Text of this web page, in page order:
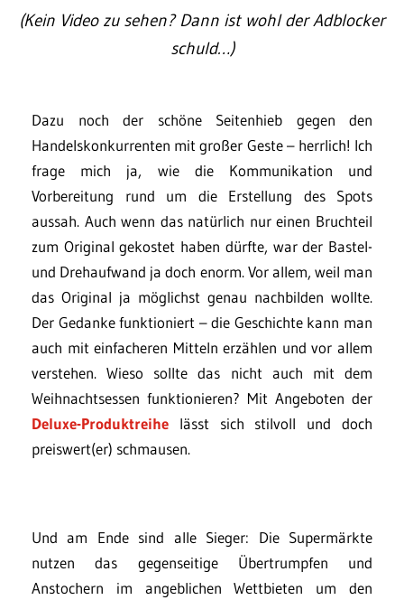
(Kein Video zu sehen? Dann ist wohl der Adblocker
schuld…)
Dazu noch der schöne Seitenhieb gegen den
Handelskonkurrenten mit großer Geste – herrlich! Ich
frage mich ja, wie die Kommunikation und
Vorbereitung rund um die Erstellung des Spots
aussah. Auch wenn das natürlich nur einen Bruchteil
zum Original gekostet haben dürfte, war der Bastel-
und Drehaufwand ja doch enorm. Vor allem, weil man
das Original ja möglichst genau nachbilden wollte.
Der Gedanke funktioniert – die Geschichte kann man
auch mit einfacheren Mitteln erzählen und vor allem
verstehen. Wieso sollte das nicht auch mit dem
Weihnachtsessen funktionieren? Mit Angeboten der
Deluxe-Produktreihe lässt sich stilvoll und doch
preiswert(er) schmausen.
Und am Ende sind alle Sieger: Die Supermärkte
nutzen das gegenseitige Übertrumpfen und
Anstochern im angeblichen Wettbieten um den